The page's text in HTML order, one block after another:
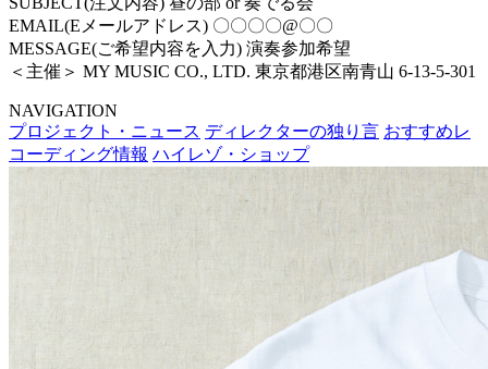
EMAIL(Eメールアドレス) 〇〇〇〇@〇〇
MESSAGE(ご希望内容を入力) 演奏参加希望
＜主催＞ MY MUSIC CO., LTD. 東京都港区南⻘山 6-13-5-301
NAVIGATION
プロジェクト・ニュース ディレクターの独り言 おすすめレ
コーディング情報 ハイレゾ・ショップ